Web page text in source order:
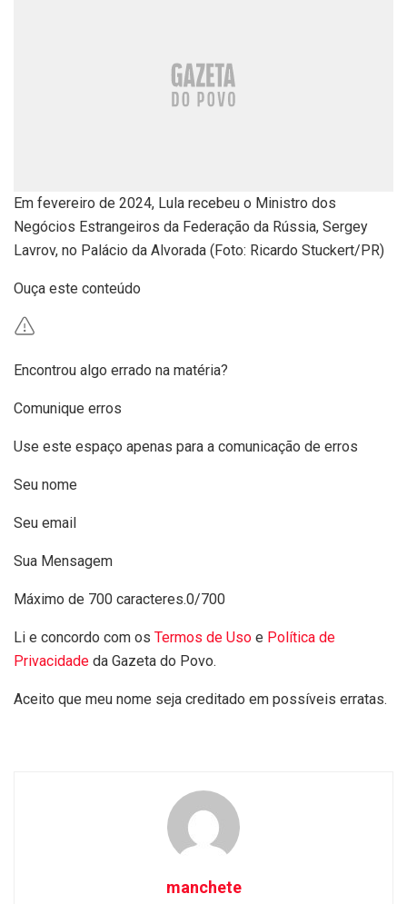
Em fevereiro de 2024, Lula recebeu o Ministro dos
Negócios Estrangeiros da Federação da Rússia, Sergey
Lavrov, no Palácio da Alvorada (Foto: Ricardo Stuckert/PR)
Ouça este conteúdo
Encontrou algo errado na matéria?
Comunique erros
Use este espaço apenas para a comunicação de erros
Seu nome
Seu email
Sua Mensagem
Máximo de 700 caracteres.0/700
Li e concordo com os Termos de Uso e Política de
Privacidade da Gazeta do Povo.
Aceito que meu nome seja creditado em possíveis erratas.
manchete